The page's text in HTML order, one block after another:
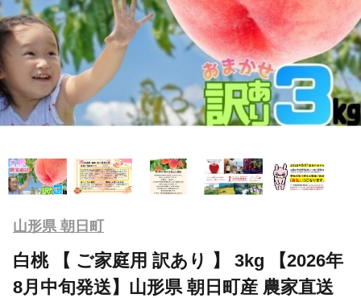
山形県 朝日町
白桃 【 ご家庭用 訳あり 】 3kg 【2026年
8月中旬発送】山形県 朝日町産 農家直送